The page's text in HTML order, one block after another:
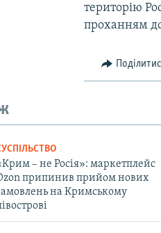
територію
проханням
– не Росія»: маркетплейс
припинив прийом нових
на Кримському